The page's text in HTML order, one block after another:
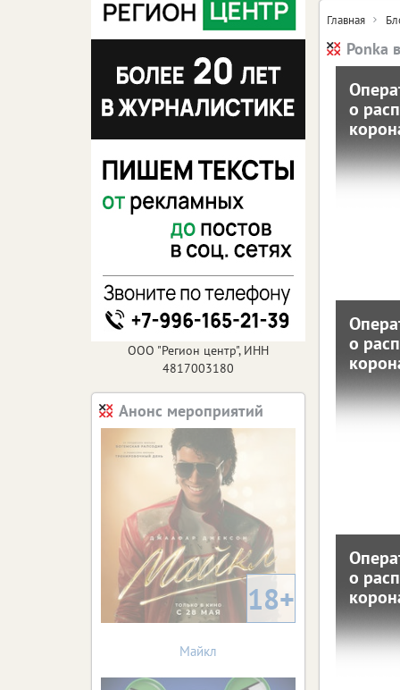
Главная
Ponka
о
о
19
ЦФО
о
о
17
ЦФО
о
о
13
ООО "Регион центр", ИНН
4817003180
Анонс мероприятий
18+
Майкл